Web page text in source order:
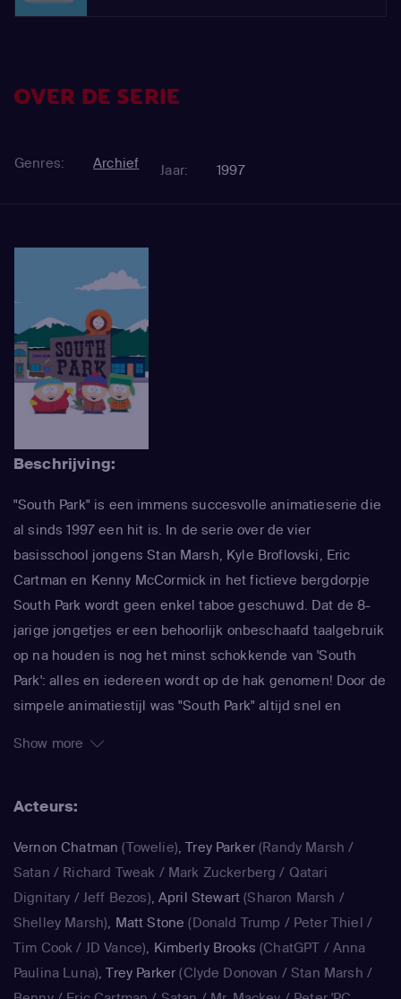
OVER DE SERIE
Genres: Archief Jaar: 1997
Beschrijving:
"South Park" is een immens succesvolle animatieserie die
al sinds 1997 een hit is. In de serie over de vier
basisschool jongens Stan Marsh, Kyle Broflovski, Eric
Cartman en Kenny McCormick in het fictieve bergdorpje
South Park wordt geen enkel taboe geschuwd. Dat de 8-
jarige jongetjes er een behoorlijk onbeschaafd taalgebruik
op na houden is nog het minst schokkende van 'South
Park': alles en iedereen wordt op de hak genomen! Door de
simpele animatiestijl was "South Park" altijd snel en
afgewisseld door absurde verhaallijnen over gigantische
zelden ongeschonden vanaf, als zij in "South Park" worden
gepersifleerd. Zo doken Michael Jackson, Paris Hilton, Al
Gore en Kanye West al in South Park op, om er maar een
paar te noemen.
Show more
Acteurs:
Vernon Chatman (Towelie),Trey Parker(Randy Marsh /
Satan / Richard Tweak / Mark Zuckerberg / Qatari
Dignitary / Jeff Bezos),April Stewart (Sharon Marsh /
Shelley Marsh), Matt Stone (Donald Trump / Peter Thiel /
Tim Cook / JD Vance), Kimberly Brooks (ChatGPT / Anna
Paulina Luna),Trey Parker (Clyde Donovan / Stan Marsh /